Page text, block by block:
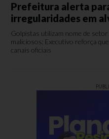
Prefeitura alerta
irregularidades em
Golpistas utilizam nome de
maliciosos; Executivo reforça
canais oficiais